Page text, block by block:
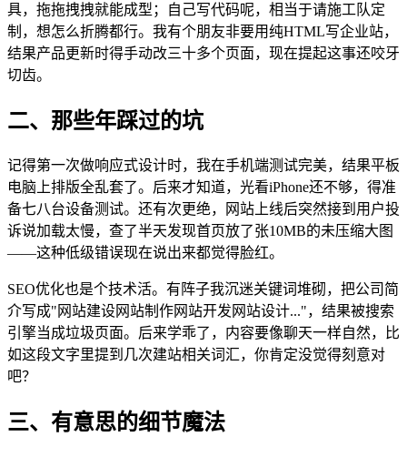
具，拖拖拽拽就能成型；自己写代码呢，相当于请施工队定
制，想怎么折腾都行。我有个朋友非要用纯HTML写企业站，
结果产品更新时得手动改三十多个页面，现在提起这事还咬牙
切齿。
二、那些年踩过的坑
记得第一次做响应式设计时，我在手机端测试完美，结果平板
电脑上排版全乱套了。后来才知道，光看iPhone还不够，得准
备七八台设备测试。还有次更绝，网站上线后突然接到用户投
诉说加载太慢，查了半天发现首页放了张10MB的未压缩大图
——这种低级错误现在说出来都觉得脸红。
SEO优化也是个技术活。有阵子我沉迷关键词堆砌，把公司简
介写成"网站建设网站制作网站开发网站设计..."，结果被搜索
引擎当成垃圾页面。后来学乖了，内容要像聊天一样自然，比
如这段文字里提到几次建站相关词汇，你肯定没觉得刻意对
吧？
三、有意思的细节魔法